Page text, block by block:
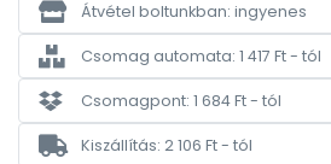
Átvétel boltunkban: ingyenes
Csomag automata: 1 417 Ft - tól
Csomagpont: 1 684 Ft - tól
Kiszállítás: 2 106 Ft - tól